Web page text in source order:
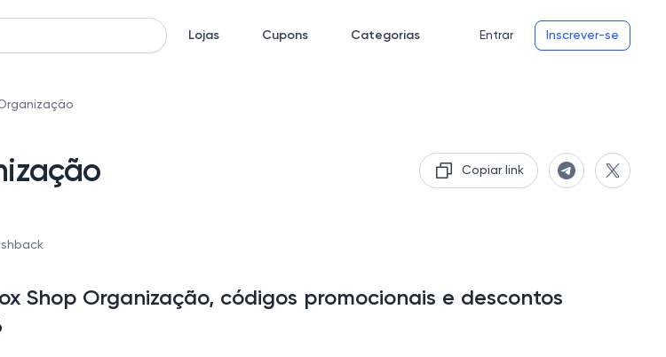
Lojas Cupons Categorias Entrar Inscrever-se
Copiar link
Shop Organização, códigos promocionais e descontos